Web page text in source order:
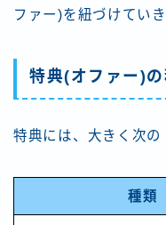
ファー)を紐づけていき
特典(オファー)の
特典には、大きく次の
種類